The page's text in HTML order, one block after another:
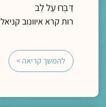
דַּבְּרוּ עַל לֵב
רות קרא איוונוב קניאל
להמשך קריאה >